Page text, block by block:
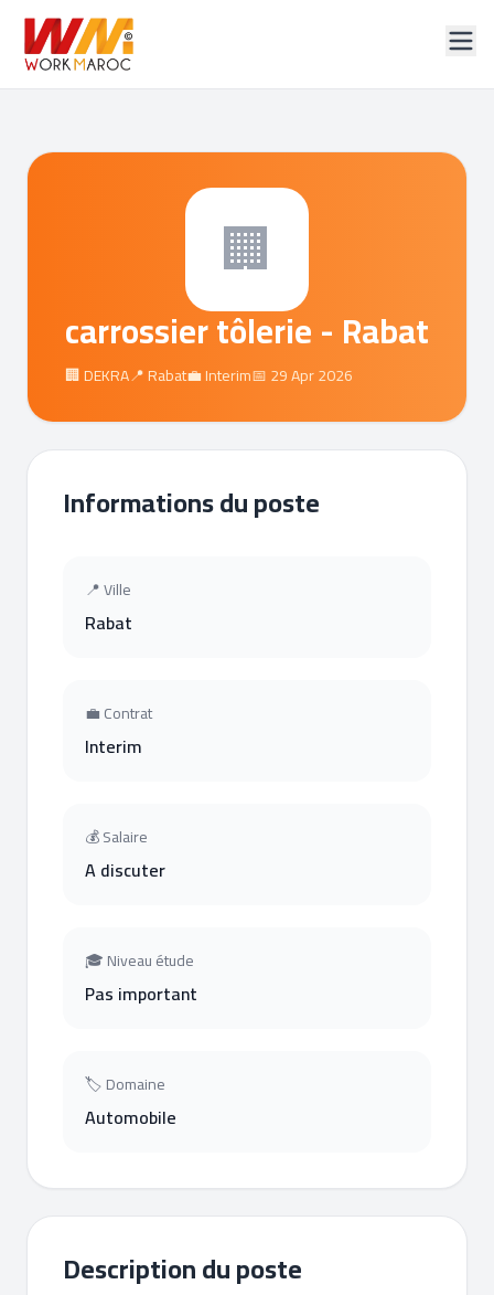
🏢
carrossier tôlerie - Rabat
🏢 DEKRA📍 Rabat💼 Interim📅 29 Apr 2026
Informations du poste
📍 Ville
Rabat
💼 Contrat
Interim
💰 Salaire
A discuter
🎓 Niveau étude
Pas important
🏷 Domaine
Automobile
Description du poste